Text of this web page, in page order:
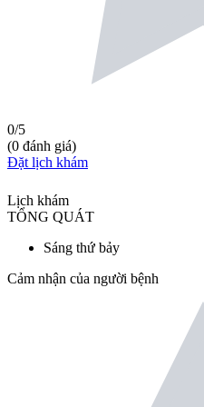
0/5
(0 đánh giá)
Đặt lịch khám
Lịch khám
TỔNG QUÁT
Sáng thứ bảy
Cảm nhận của người bệnh